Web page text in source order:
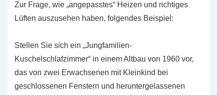
Zur Frage, wie „angepasstes“ Heizen und richtiges
Lüften auszusehen haben, folgendes Beispiel:
Stellen Sie sich ein „Jungfamilien-
Kuschelschlafzimmer“ in einem Altbau von 1960 vor,
das von zwei Erwachsenen mit Kleinkind bei
geschlossenen Fenstern und heruntergelassenen